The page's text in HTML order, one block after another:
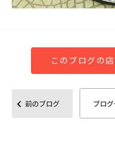
このブログの
前のブログ ブロ